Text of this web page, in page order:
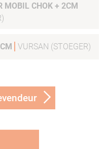
VURSAN (STOEGER)